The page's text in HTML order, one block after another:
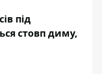
під
стовп диму,